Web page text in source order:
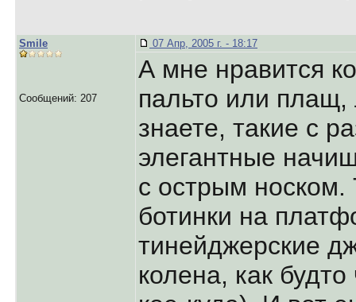
Smile
Сообщений: 207
07 Апр, 2005 г. - 18:17
А мне нравится
пальто или
знаете, такие с
элегантные
с острым носком.
ботинки на
тинейджерские
колена, как